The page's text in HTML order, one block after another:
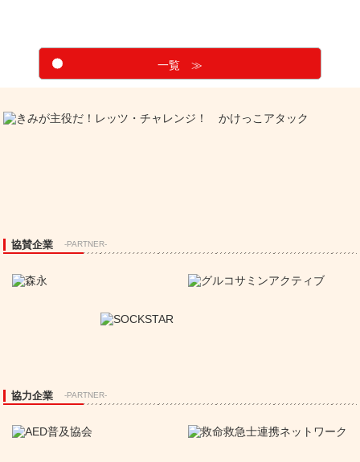
一覧 ≫
協賛企業 -PARTNER-
協力企業 -PARTNER-